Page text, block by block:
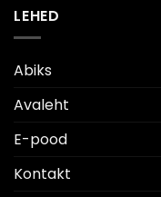
LEHED
Abiks
Avaleht
E-pood
Kontakt